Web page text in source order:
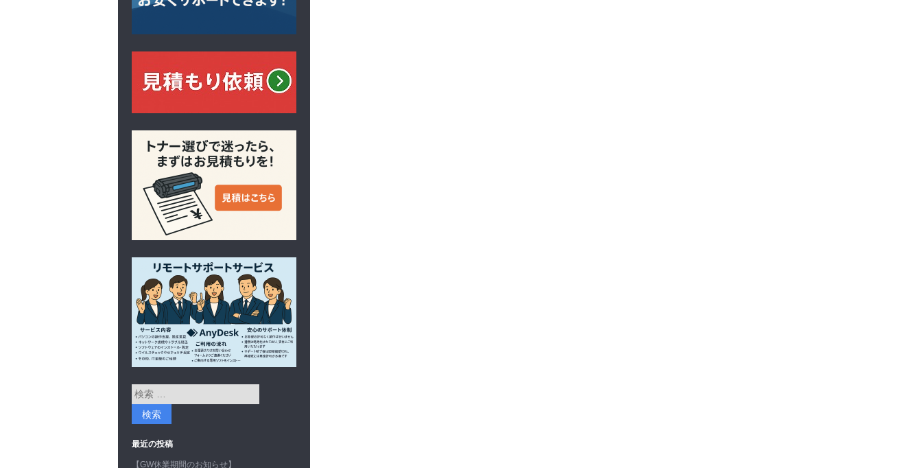
最近の投稿
【GW休業期間のお知らせ】